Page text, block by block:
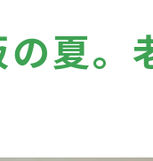
夏。